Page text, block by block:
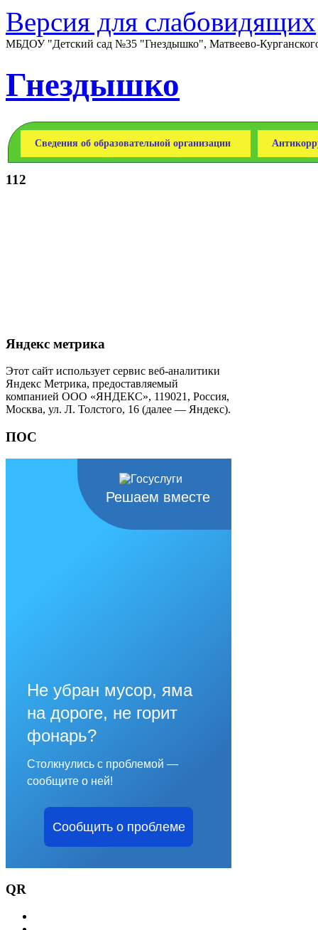
Версия для слабовидящих
МБДОУ "Детский сад №35 "Гнездышко", Матвеево-Курганского
Гнездышко
Сведения об образовательной организации
112
Яндекс метрика
Этот сайт использует сервис веб-аналитики
Яндекс Метрика, предоставляемый
компанией ООО «ЯНДЕКС», 119021, Россия,
Москва, ул. Л. Толстого, 16 (далее — Яндекс).
ПОС
Решаем вместе
Не убран мусор, яма
на дороге, не горит
фонарь?
Столкнулись с проблемой —
сообщите о ней!
Сообщить о проблеме
QR